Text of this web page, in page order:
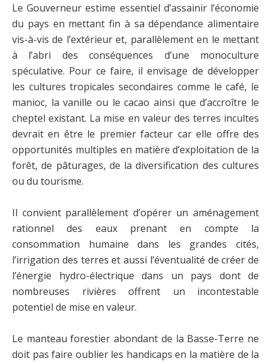
Le Gouverneur estime essentiel d’assainir l’économie
du pays en mettant fin à sa dépendance alimentaire
vis-à-vis de l’extérieur et, parallèlement en le mettant
à l’abri des conséquences d’une monoculture
spéculative. Pour ce faire, il envisage de développer
les cultures tropicales secondaires comme le café, le
manioc, la vanille ou le cacao ainsi que d’accroître le
cheptel existant. La mise en valeur des terres incultes
devrait en être le premier facteur car elle offre des
opportunités multiples en matière d’exploitation de la
forêt, de pâturages, de la diversification des cultures
ou du tourisme.
Il convient parallèlement d’opérer un aménagement
rationnel des eaux prenant en compte la
consommation humaine dans les grandes cités,
l’irrigation des terres et aussi l’éventualité de créer de
l’énergie hydro-électrique dans un pays dont de
nombreuses rivières offrent un incontestable
potentiel de mise en valeur.
Le manteau forestier abondant de la Basse-Terre ne
doit pas faire oublier les handicaps en la matière de la